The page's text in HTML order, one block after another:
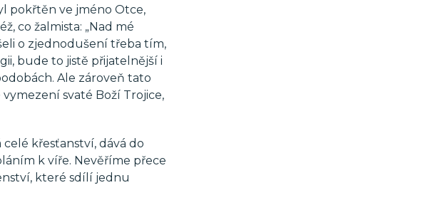
pokřtěn ve jméno Otce,
co žalmista: „Nad mé
o zjednodušení třeba tím,
bude to jistě přijatelnější i
Ale zároveň tato
svaté Boží Trojice,
křesťanství, dává do
k víře. Nevěříme přece
které sdílí jednu